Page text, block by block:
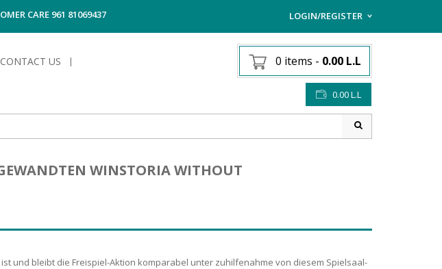
CARE 961 81069437 LOGIN/REGISTER
I ALREADY HAVE AN
Username or email address
CONTACT US 0 items - 0.00 L.L
0.00L.L
WINSTORIA WITHOUT
und bleibt die Freispiel-Aktion komparabel unter zuhilfenahme von diesem Spielsaal-